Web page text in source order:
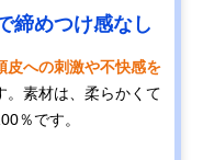
締めつけ感なし
皮への刺激や不快感を
。素材は、柔らかくて
％です。